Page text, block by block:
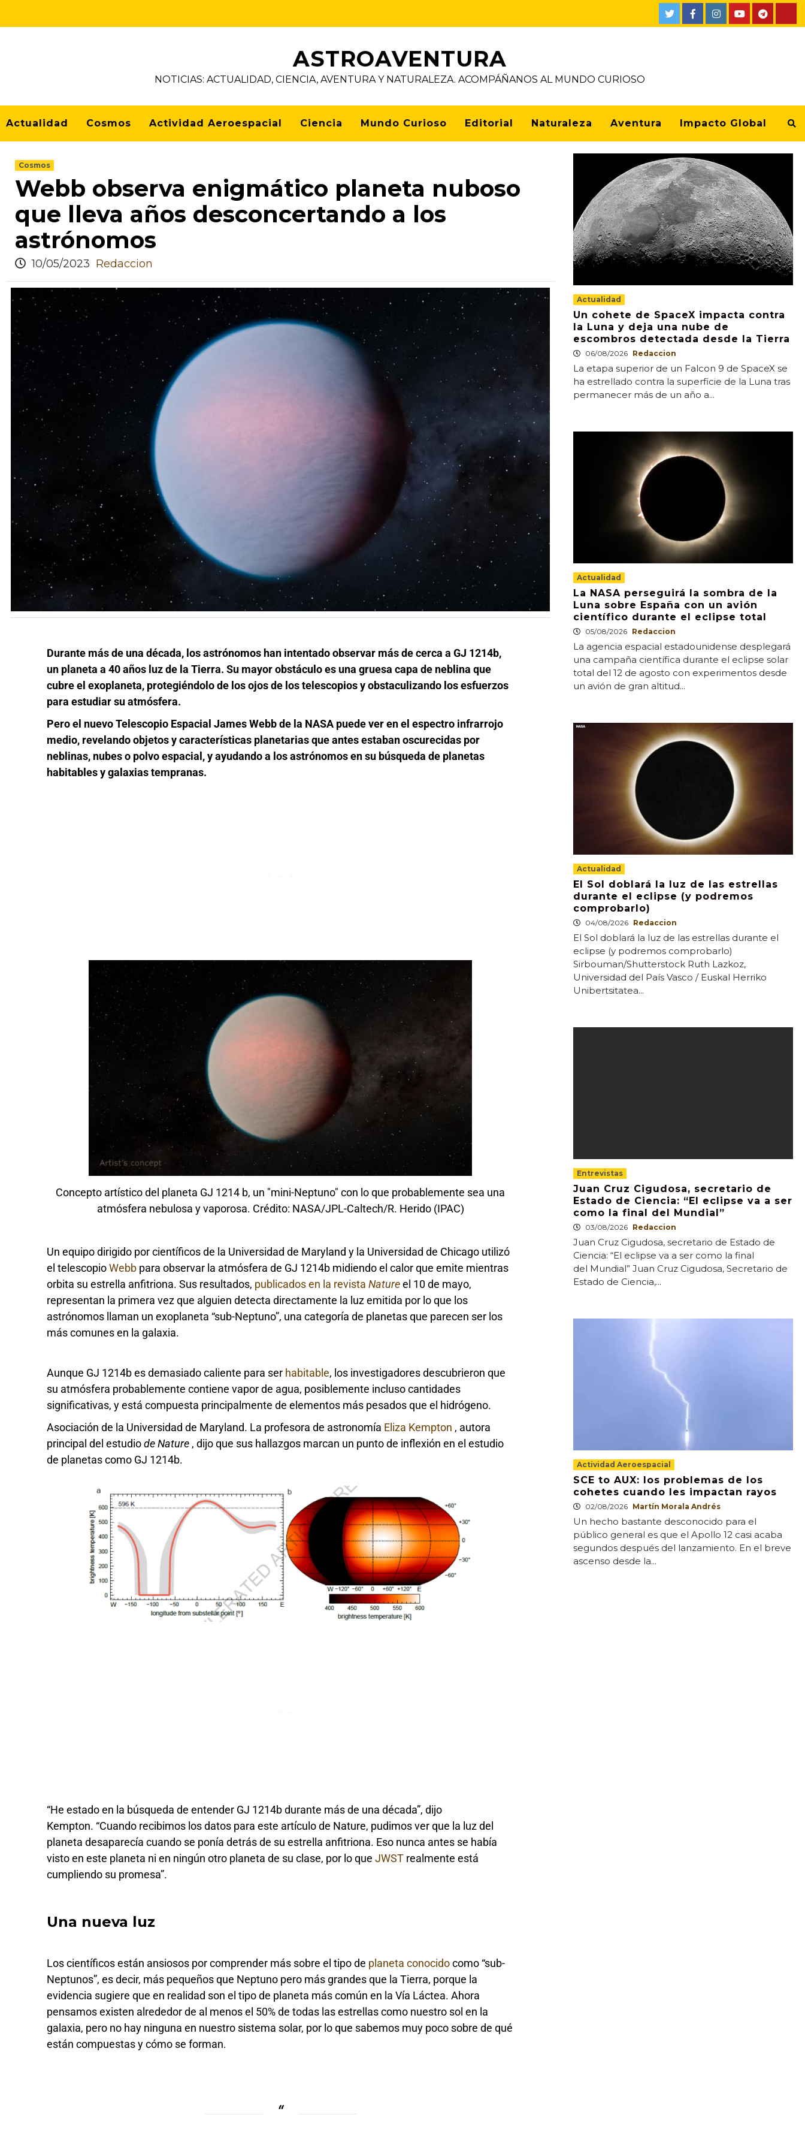
ASTROAVENTURA
NOTICIAS: ACTUALIDAD, CIENCIA, AVENTURA Y NATURALEZA. ACOMPÁÑANOS AL MUNDO CURIOSO
Actualidad Cosmos Actividad Aeroespacial Ciencia Mundo Curioso Editorial Naturaleza Aventura Impacto Global
Cosmos
Webb observa enigmático planeta nuboso
que lleva años desconcertando a los
astrónomos
10/05/2023 Redaccion
Durante más de una década, los astrónomos han intentado observar más de cerca a GJ 1214b,
un planeta a 40 años luz de la Tierra. Su mayor obstáculo es una gruesa capa de neblina que
cubre el exoplaneta, protegiéndolo de los ojos de los telescopios y obstaculizando los esfuerzos
para estudiar su atmósfera.
Pero el nuevo Telescopio Espacial James Webb de la NASA puede ver en el espectro infrarrojo
medio, revelando objetos y características planetarias que antes estaban oscurecidas por
neblinas, nubes o polvo espacial, y ayudando a los astrónomos en su búsqueda de planetas
habitables y galaxias tempranas.
Concepto artístico del planeta GJ 1214 b, un "mini-Neptuno" con lo que probablemente sea una
atmósfera nebulosa y vaporosa. Crédito: NASA/JPL-Caltech/R. Herido (IPAC)
Un equipo dirigido por científicos de la Universidad de Maryland y la Universidad de Chicago utilizó
el telescopioWebb para observar la atmósfera de GJ 1214b midiendo el calor que emite mientras
orbita su estrella anfitriona. Sus resultados, publicados en la revistaNatureel 10 de mayo,
representan la primera vez que alguien detecta directamente la luz emitida por lo que los
astrónomos llaman un exoplaneta “sub-Neptuno”, una categoría de planetas que parecen ser los
más comunes en la galaxia.
Aunque GJ 1214b es demasiado caliente para ser habitable, los investigadores descubrieron que
su atmósfera probablemente contiene vapor de agua, posiblemente incluso cantidades
significativas, y está compuesta principalmente de elementos más pesados ​​que el hidrógeno.
Asociación de la Universidad de Maryland. La profesora de astronomía Eliza Kempton , autora
principal del estudiode Nature , dijo que sus hallazgos marcan un punto de inflexión en el estudio
de planetas como GJ 1214b.
“He estado en la búsqueda de entender GJ 1214b durante más de una década”, dijo
Kempton. “Cuando recibimos los datos para este artículo de Nature, pudimos ver que la luz del
planeta desaparecía cuando se ponía detrás de su estrella anfitriona. Eso nunca antes se había
visto en este planeta ni en ningún otro planeta de su clase, por lo queJWST realmente está
cumpliendo su promesa”.
Una nueva luz
Los científicos están ansiosos por comprender más sobre el tipo de planeta conocidocomo “sub-
Neptunos”, es decir, más pequeños que Neptuno pero más grandes que la Tierra, porque la
evidencia sugiere que en realidad son el tipo de planeta más común en la Vía Láctea. Ahora
pensamos existen alrededor de al menos el 50% de todas las estrellas como nuestro sol en la
galaxia, pero no hay ninguna en nuestro sistema solar, por lo que sabemos muy poco sobre de qué
están compuestas y cómo se forman.
Actualidad
Un cohete de SpaceX impacta contra
la Luna y deja una nube de
escombros detectada desde la Tierra
06/08/2026 Redaccion
La etapa superior de un Falcon 9 de SpaceX se
ha estrellado contra la superficie de la Luna tras
permanecer más de un año a...
Actualidad
La NASA perseguirá la sombra de la
Luna sobre España con un avión
científico durante el eclipse total
05/08/2026 Redaccion
La agencia espacial estadounidense desplegará
una campaña científica durante el eclipse solar
total del 12 de agosto con experimentos desde
un avión de gran altitud...
Actualidad
El Sol doblará la luz de las estrellas
durante el eclipse (y podremos
comprobarlo)
04/08/2026 Redaccion
El Sol doblará la luz de las estrellas durante el
eclipse (y podremos comprobarlo)
Sirbouman/Shutterstock Ruth Lazkoz,
Universidad del País Vasco / Euskal Herriko
Unibertsitatea...
Entrevistas
Juan Cruz Cigudosa, secretario de
Estado de Ciencia: “El eclipse va a ser
como la final del Mundial”
03/08/2026 Redaccion
Juan Cruz Cigudosa, secretario de Estado de
Ciencia: “El eclipse va a ser como la final
del Mundial” Juan Cruz Cigudosa, Secretario de
Estado de Ciencia,...
Actividad Aeroespacial
SCE to AUX: los problemas de los
cohetes cuando les impactan rayos
02/08/2026 Martín Morala Andrés
Un hecho bastante desconocido para el
público general es que el Apollo 12 casi acaba
segundos después del lanzamiento. En el breve
ascenso desde la...